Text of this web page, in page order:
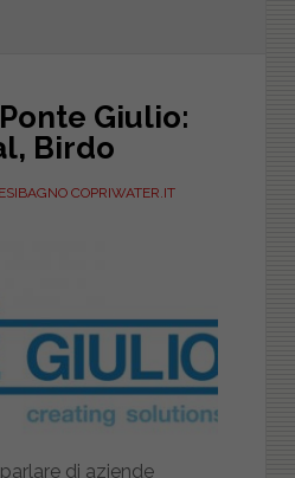
Giulio:
Birdo
COPRIWATER.IT
di aziende